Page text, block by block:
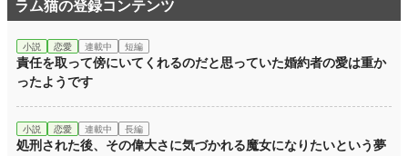
ラム猫の登録コンテンツ
小説 恋愛 連載中 短編
責任を取って傍にいてくれるのだと思っていた婚約者の愛は重か
ったようです
小説 恋愛 連載中 長編
処刑された後、その偉大さに気づかれる魔女になりたいという夢